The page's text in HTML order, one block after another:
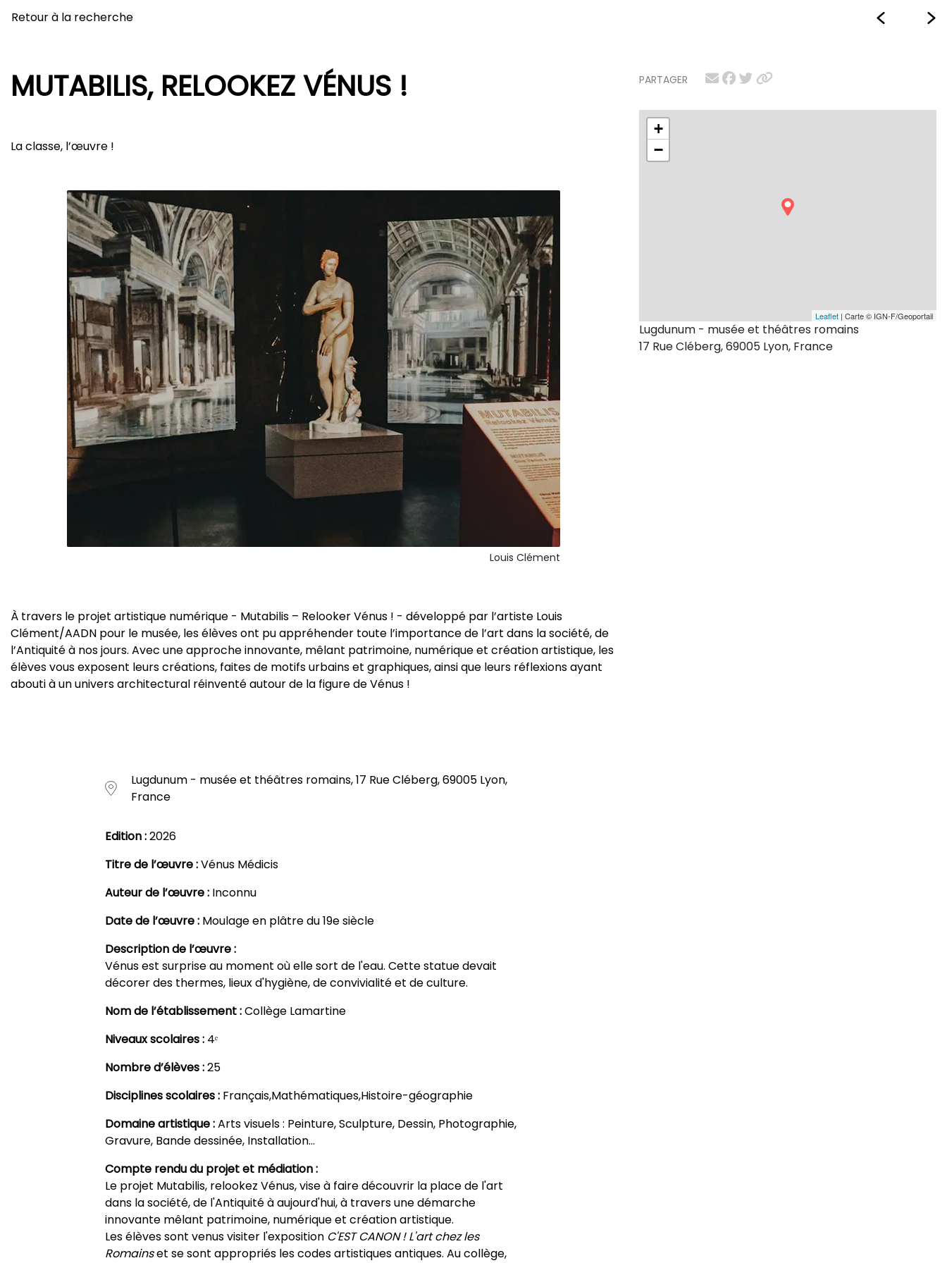
Retour à la recherche
PARTAGER
+
−
Leaflet | Carte © IGN-F/Geoportail
Lugdunum - musée et théâtres romains
17 Rue Cléberg, 69005 Lyon, France
MUTABILIS, RELOOKEZ VÉNUS !
La classe, l’œuvre !
Louis Clément
À travers le projet artistique numérique - Mutabilis – Relooker Vénus ! - développé par l’artiste Louis
Clément/AADN pour le musée, les élèves ont pu appréhender toute l’importance de l’art dans la société, de
l’Antiquité à nos jours. Avec une approche innovante, mêlant patrimoine, numérique et création artistique, les
élèves vous exposent leurs créations, faites de motifs urbains et graphiques, ainsi que leurs réflexions ayant
abouti à un univers architectural réinventé autour de la figure de Vénus !
Lugdunum - musée et théâtres romains, 17 Rue Cléberg, 69005 Lyon,
France
Edition :2026
Titre de l’œuvre :Vénus Médicis
Auteur de l’œuvre : Inconnu
Date de l’œuvre : Moulage en plâtre du 19e siècle
Description de l’œuvre :
Vénus est surprise au moment où elle sort de l'eau. Cette statue devait
décorer des thermes, lieux d'hygiène, de convivialité et de culture.
Nom de l’établissement :Collège Lamartine
Niveaux scolaires : 4ᵉ
Nombre d’élèves :25
Disciplines scolaires : Français,Mathématiques,Histoire-géographie
Domaine artistique :Arts visuels : Peinture, Sculpture, Dessin, Photographie,
Gravure, Bande dessinée, Installation…
Compte rendu du projet et médiation :
Le projet Mutabilis, relookez Vénus, vise à faire découvrir la place de l'art
dans la société, de l'Antiquité à aujourd'hui, à travers une démarche
innovante mêlant patrimoine, numérique et création artistique.
Les élèves sont venus visiter l'exposition C'EST CANON ! L'art chez les
Romainset se sont appropriés les codes artistiques antiques. Au collège,